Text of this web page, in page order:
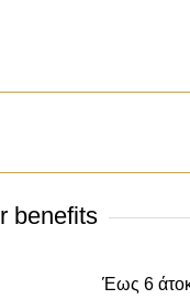
benefits
Έως 6